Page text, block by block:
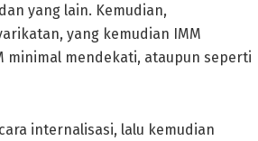
yang lain. Kemudian,
yang kemudian IMM
minimal mendekati, ataupun seperti
internalisasi, lalu kemudian